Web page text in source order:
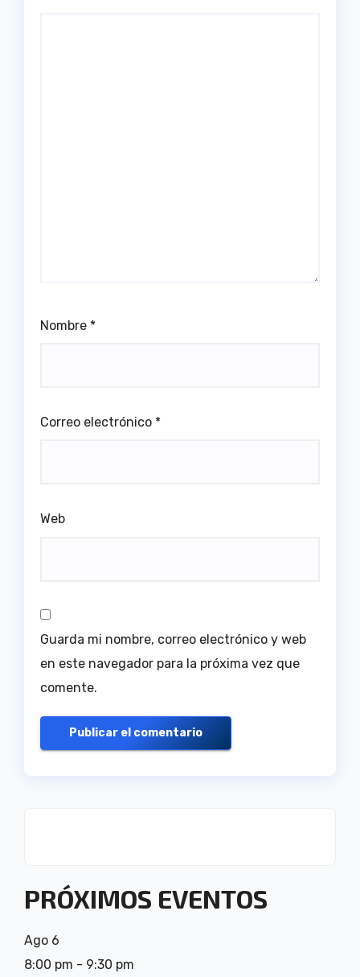
Nombre *
Correo electrónico *
Web
Guarda mi nombre, correo electrónico y web
en este navegador para la próxima vez que
comente.
PRÓXIMOS EVENTOS
Ago 6
8:00 pm - 9:30 pm